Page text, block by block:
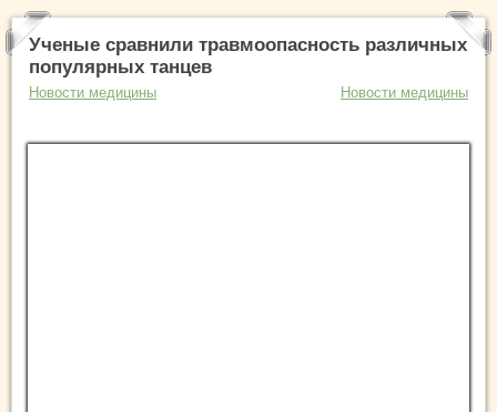
Ученые сравнили травмоопасность различных
популярных танцев
Новости медицины Новости медицины